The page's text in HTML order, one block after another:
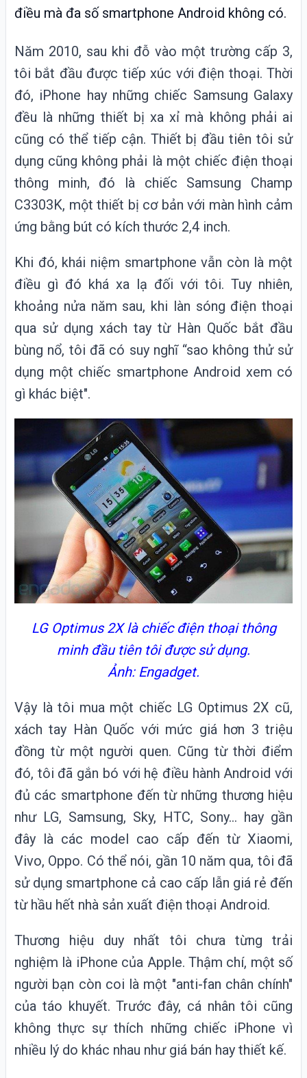
điều mà đa số smartphone Android không có.
Năm 2010, sau khi đỗ vào một trường cấp 3,
tôi bắt đầu được tiếp xúc với điện thoại. Thời
đó, iPhone hay những chiếc Samsung Galaxy
đều là những thiết bị xa xỉ mà không phải ai
cũng có thể tiếp cận. Thiết bị đầu tiên tôi sử
dụng cũng không phải là một chiếc điện thoại
thông minh, đó là chiếc Samsung Champ
C3303K, một thiết bị cơ bản với màn hình cảm
ứng bằng bút có kích thước 2,4 inch.
Khi đó, khái niệm smartphone vẫn còn là một
điều gì đó khá xa lạ đối với tôi. Tuy nhiên,
khoảng nửa năm sau, khi làn sóng điện thoại
qua sử dụng xách tay từ Hàn Quốc bắt đầu
bùng nổ, tôi đã có suy nghĩ “sao không thử sử
dụng một chiếc smartphone Android xem có
gì khác biệt".
LG Optimus 2X là chiếc điện thoại thông
minh đầu tiên tôi được sử dụng.
Ảnh: Engadget.
Vậy là tôi mua một chiếc LG Optimus 2X cũ,
xách tay Hàn Quốc với mức giá hơn 3 triệu
đồng từ một người quen. Cũng từ thời điểm
đó, tôi đã gắn bó với hệ điều hành Android với
đủ các smartphone đến từ những thương hiệu
như LG, Samsung, Sky, HTC, Sony... hay gần
đây là các model cao cấp đến từ Xiaomi,
Vivo, Oppo. Có thể nói, gần 10 năm qua, tôi đã
sử dụng smartphone cả cao cấp lẫn giá rẻ đến
từ hầu hết nhà sản xuất điện thoại Android.
Thương hiệu duy nhất tôi chưa từng trải
nghiệm là iPhone của Apple. Thậm chí, một số
người bạn còn coi là một "anti-fan chân chính"
của táo khuyết. Trước đây, cá nhân tôi cũng
không thực sự thích những chiếc iPhone vì
nhiều lý do khác nhau như giá bán hay thiết kế.